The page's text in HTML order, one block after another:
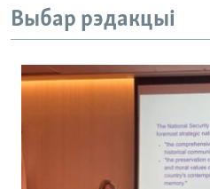
Выбар рэдакцыі